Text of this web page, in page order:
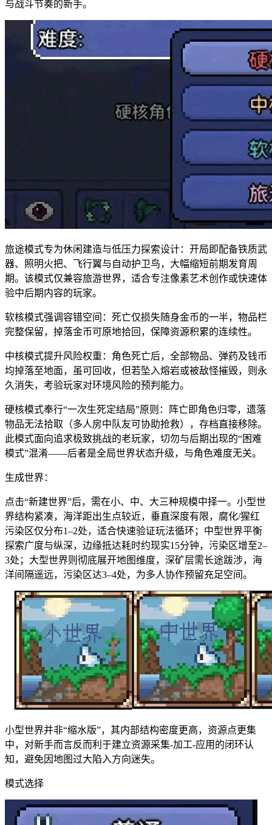
与战斗节奏的新手。
旅途模式专为休闲建造与低压力探索设计：开局即配备铁质武
器、照明火把、飞行翼与自动护卫鸟，大幅缩短前期发育周
期。该模式仅兼容旅游世界，适合专注像素艺术创作或快速体
验中后期内容的玩家。
软核模式强调容错空间：死亡仅损失随身金币的一半，物品栏
完整保留，掉落金币可原地拾回，保障资源积累的连续性。
中核模式提升风险权重：角色死亡后，全部物品、弹药及钱币
均掉落至地面，虽可回收，但若坠入熔岩或被敌怪摧毁，则永
久消失，考验玩家对环境风险的预判能力。
硬核模式奉行“一次生死定结局”原则：阵亡即角色归零，遗落
物品无法拾取（多人房中队友可协助抢救），存档直接移除。
此模式面向追求极致挑战的老玩家，切勿与后期出现的“困难
模式”混淆——后者是全局世界状态升级，与角色难度无关。
生成世界：
点击“新建世界”后，需在小、中、大三种规模中择一。小型世
界结构紧凑，海洋距出生点较近，垂直深度有限，腐化/猩红
污染区仅分布1–2处，适合快速验证玩法循环；中型世界平衡
探索广度与纵深，边缘抵达耗时约现实15分钟，污染区增至2–
3处；大型世界则彻底展开地图维度，深矿层需长途跋涉，海
洋间隔遥远，污染区达3–4处，为多人协作预留充足空间。
小型世界并非“缩水版”，其内部结构密度更高，资源点更集
中，对新手而言反而利于建立资源采集-加工-应用的闭环认
知，避免因地图过大陷入方向迷失。
模式选择